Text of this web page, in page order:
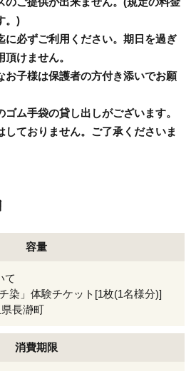
。)
必ずご利用ください。期日を過ぎ
けません。
子様は保護者の方付き添いでお願
ム手袋の貸し出しがございます。
ておりません。ご了承くださいま
容量
て
染」体験チケット[1枚(1名様分)]
長瀞町
消費期限